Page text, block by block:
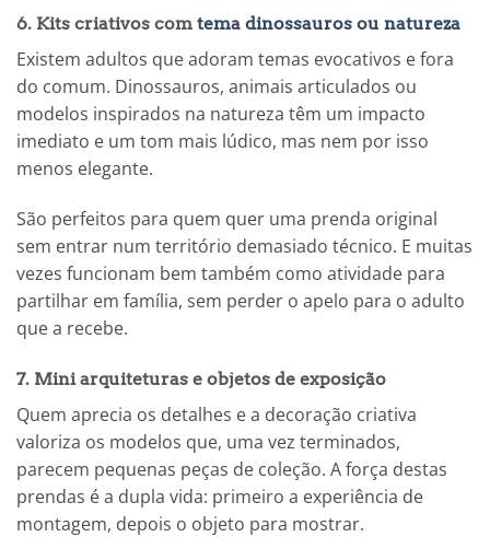
6. Kits criativos com tema dinossauros ou natureza
Existem adultos que adoram temas evocativos e fora
do comum. Dinossauros, animais articulados ou
modelos inspirados na natureza têm um impacto
imediato e um tom mais lúdico, mas nem por isso
menos elegante.
São perfeitos para quem quer uma prenda original
sem entrar num território demasiado técnico. E muitas
vezes funcionam bem também como atividade para
partilhar em família, sem perder o apelo para o adulto
que a recebe.
7. Mini arquiteturas e objetos de exposição
Quem aprecia os detalhes e a decoração criativa
valoriza os modelos que, uma vez terminados,
parecem pequenas peças de coleção. A força destas
prendas é a dupla vida: primeiro a experiência de
montagem, depois o objeto para mostrar.